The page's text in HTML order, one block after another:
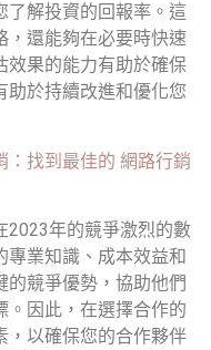
了解投資的回報率。這
，還能夠在必要時快速
效果的能力有助於確保
助於持續改進和優化您
：找到最佳的 網路行銷
2023年的競爭激烈的數
專業知識、成本效益和
競爭優勢，協助他們
。因此，在選擇合作的
，以確保您的合作夥伴